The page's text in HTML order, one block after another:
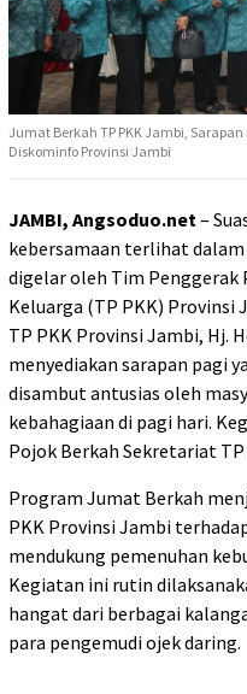
Jumat Berkah TP PKK Jambi,
Diskominfo Provinsi Jambi
JAMBI, Angsoduo.net–
kebersamaan terlihat
digelar oleh Tim Penggerak
Keluarga (TP PKK) Provinsi
TP PKK Provinsi Jambi, Hj.
menyediakan sarapan pagi
disambut antusias oleh
kebahagiaan di pagi hari.
Pojok Berkah Sekretariat
Program Jumat Berkah
PKK Provinsi Jambi
mendukung pemenuhan
Kegiatan ini rutin
hangat dari berbagai
para pengemudi ojek daring.